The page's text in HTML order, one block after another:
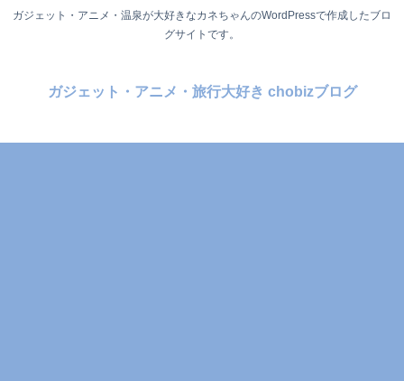
ガジェット・アニメ・温泉が大好きなカネちゃんのWordPressで作成したブロ
グサイトです。
ガジェット・アニメ・旅行大好き chobizブログ